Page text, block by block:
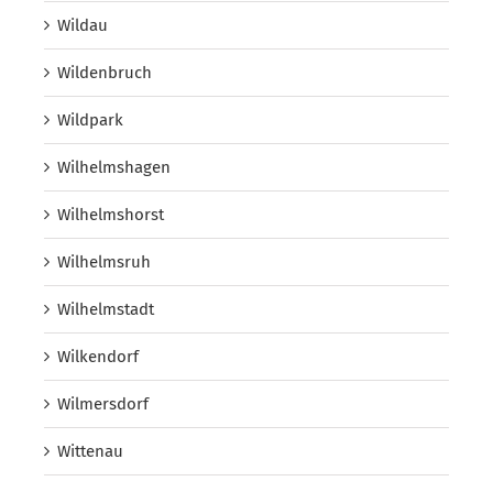
Wildau
Wildenbruch
Wildpark
Wilhelmshagen
Wilhelmshorst
Wilhelmsruh
Wilhelmstadt
Wilkendorf
Wilmersdorf
Wittenau